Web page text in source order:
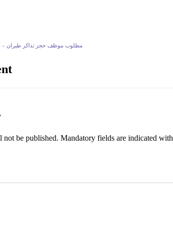
مطلوب موظف حجز تذاكر طيران –
not be published. Mandatory fields are indicated with